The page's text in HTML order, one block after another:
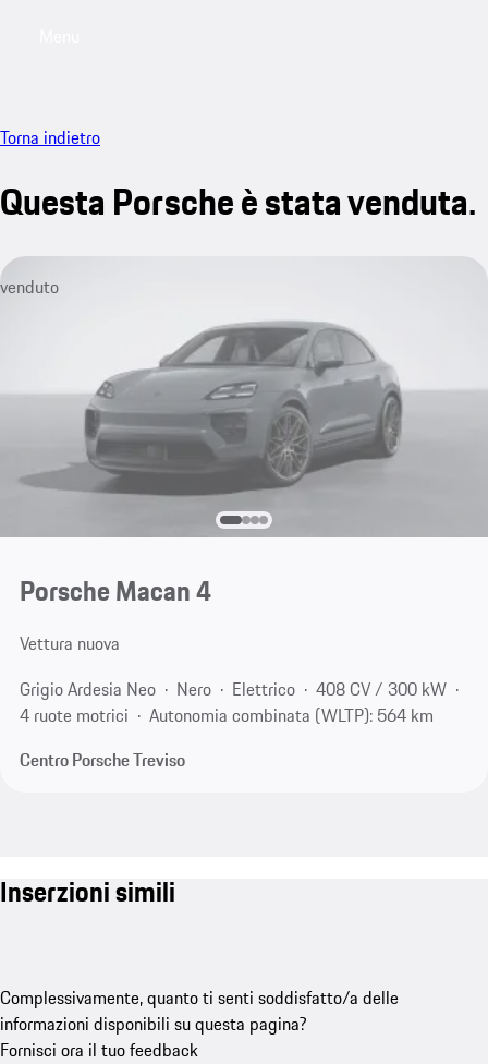
Torna indietro
Questa Porsche è stata venduta.
venduto
Porsche Macan 4
Vettura nuova
Grigio Ardesia Neo
Nero Elettrico
408 CV / 300 kW
4 ruote motrici
Autonomia combinata (WLTP): 564 km
Centro Porsche Treviso
Inserzioni simili
Complessivamente, quanto ti senti soddisfatto/a delle
informazioni disponibili su questa pagina?
Fornisci ora il tuo feedback